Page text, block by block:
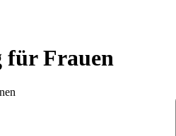
für Frauen